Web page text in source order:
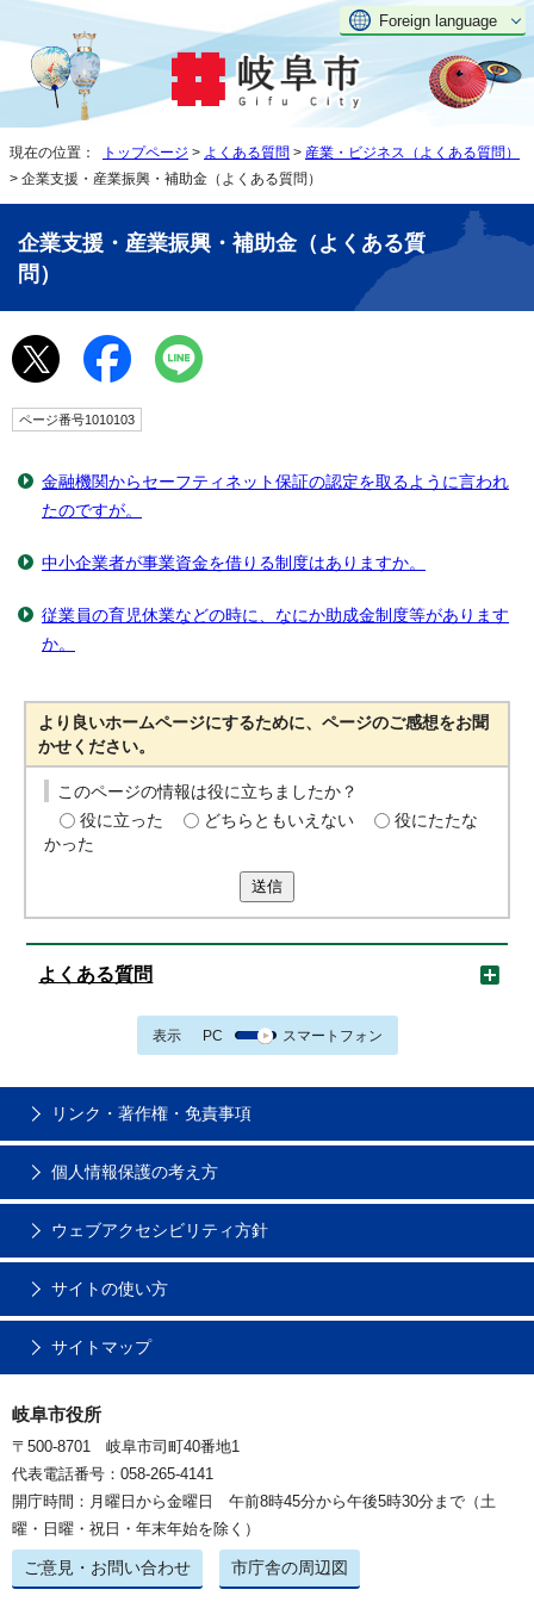
Foreign language
現在の位置： トップページ > よくある質問 > 産業・ビジネス（よくある質問）
> 企業支援・産業振興・補助金（よくある質問）
企業支援・産業振興・補助金（よくある質
問）
ページ番号1010103
金融機関からセーフティネット保証の認定を取るように言われ
たのですが。
中小企業者が事業資金を借りる制度はありますか。
従業員の育児休業などの時に、なにか助成金制度等があります
か。
より良いホームページにするために、ページのご感想をお聞
かせください。
このページの情報は役に立ちましたか？
役に立った
どちらともいえない
役にたたな
かった
送信
よくある質問
表示 PC スマートフォン
リンク・著作権・免責事項
個人情報保護の考え方
ウェブアクセシビリティ方針
サイトの使い方
サイトマップ
岐阜市役所
〒500-8701 岐阜市司町40番地1
代表電話番号：058-265-4141
開庁時間：月曜日から金曜日 午前8時45分から午後5時30分まで（土
曜・日曜・祝日・年末年始を除く）
ご意見・お問い合わせ 市庁舎の周辺図